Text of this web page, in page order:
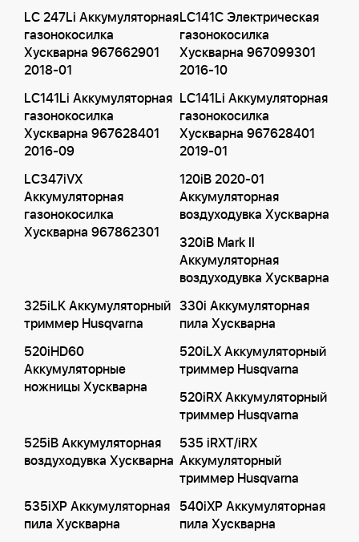
LC 247Li Аккумуляторная
газонокосилка
Хускварна 967662901
2018-01
LC141C Электрическая
газонокосилка
Хускварна 967099301
2016-10
LC141Li Аккумуляторная
газонокосилка
Хускварна 967628401
2016-09
LC141Li Аккумуляторная
газонокосилка
Хускварна 967628401
2019-01
LC347iVX
Аккумуляторная
газонокосилка
Хускварна 967862301
120iB 2020-01
Аккумуляторная
воздуходувка Хускварна
320iB Mark II
Аккумуляторная
воздуходувка Хускварна
325iLK Аккумуляторный
триммер Husqvarna
330i Аккумуляторная
пила Хускварна
520iHD60
Аккумуляторные
ножницы Хускварна
520iLX Аккумуляторный
триммер Husqvarna
520iRX Аккумуляторный
триммер Husqvarna
525iB Аккумуляторная
воздуходувка Хускварна
535 iRXT/iRX
Аккумуляторный
триммер Husqvarna
535iXP Аккумуляторная
пила Хускварна
540iXP Аккумуляторная
пила Хускварна